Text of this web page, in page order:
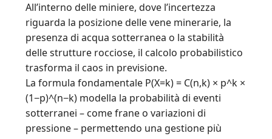
All’interno delle miniere, dove l’incertezza
riguarda la posizione delle vene minerarie, la
presenza di acqua sotterranea o la stabilità
delle strutture rocciose, il calcolo probabilistico
trasforma il caos in previsione.
La formula fondamentale P(X=k) = C(n,k) × p^k ×
(1−p)^(n−k) modella la probabilità di eventi
sotterranei – come frane o variazioni di
pressione – permettendo una gestione più